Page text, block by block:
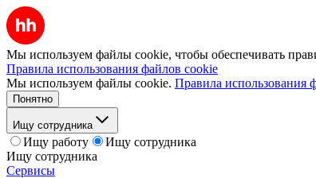
Мы используем файлы cookie, чтобы обеспечивать
Правила использования файлов cookie
Мы используем файлы cookie. Правила использования
Понятно
Ищу сотрудника
Ищу работу
Ищу сотрудника
Ищу сотрудника
Сервисы